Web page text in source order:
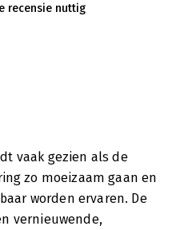
recensie nuttig
vaak gezien als de
zo moeizaam gaan en
worden ervaren. De
vernieuwende,